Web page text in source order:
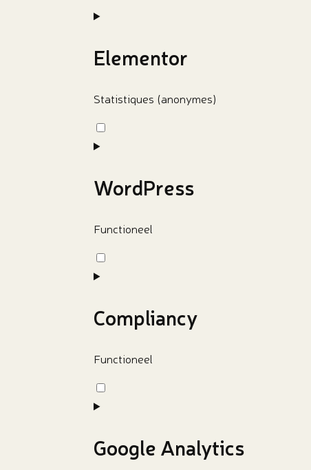
Elementor
Statistiques (anonymes)
Toestemming
voor
WordPress
Functioneel
Toestemming
voor
wordpress
Compliancy
Functioneel
Toestemming
voor
complianz
Google Analytics